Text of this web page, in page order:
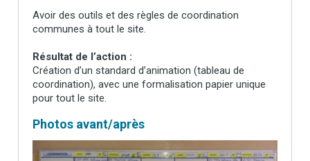
Avoir des outils et des règles de coordination
communes à tout le site.
Résultat de l’action :
Création d’un standard d’animation (tableau de
coordination), avec une formalisation papier unique
pour tout le site.
Photos avant/après